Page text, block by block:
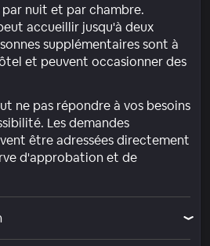
nuit et par chambre.
accueillir jusqu'à deux
supplémentaires sont à
et peuvent occasionner des
ne pas répondre à vos besoins
Les demandes
être adressées directement
d'approbation et de